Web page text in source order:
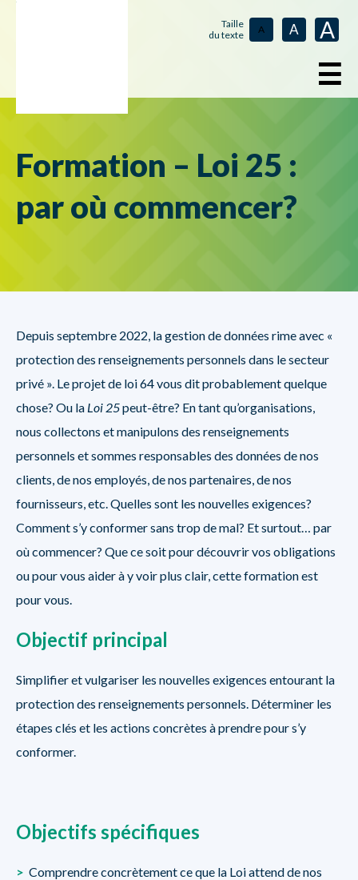
Taille
du texte
A A A
☰
Formation – Loi 25 :
par où commencer?
Depuis septembre 2022, la gestion de données rime avec «
protection des renseignements personnels dans le secteur
privé ». Le projet de loi 64 vous dit probablement quelque
chose? Ou la Loi 25peut-être? En tant qu’organisations,
nous collectons et manipulons des renseignements
personnels et sommes responsables des données de nos
clients, de nos employés, de nos partenaires, de nos
fournisseurs, etc. Quelles sont les nouvelles exigences?
Comment s’y conformer sans trop de mal? Et surtout… par
où commencer? Que ce soit pour découvrir vos obligations
ou pour vous aider à y voir plus clair, cette formation est
pour vous.
Objectif principal
Simplifier et vulgariser les nouvelles exigences entourant la
protection des renseignements personnels. Déterminer les
étapes clés et les actions concrètes à prendre pour s’y
conformer.
Objectifs spécifiques
> Comprendre concrètement ce que la Loi attend de nos